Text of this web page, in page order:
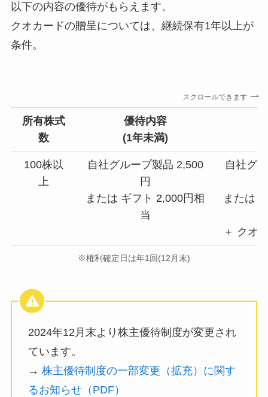
以下の内容の優待がもらえます。
クオカードの贈呈については、継続保有1年以上が
条件。
スクロールできます
所有株式
数
優待内容
(1年未満)
100株以
上
自社グループ製品 2,500
円
または ギフト 2,000円相
当
自社グ
または
＋ クオ
※権利確定日は年1回(12月末)
2024年12月末より株主優待制度が変更され
ています。
→ 株主優待制度の一部変更（拡充）に関す
るお知らせ（PDF）